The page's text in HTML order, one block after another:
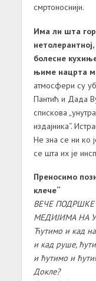
смртоноснији.
Има ли шта
болесне
њиме нацрта
атмосфери су
Пантић и Дада
спискова
издајника“.
Не зна се ни ко
се шта их је
Преносимо
клече“
ВЕЧЕ
МЕДИЈИМА НА
Ћутимо и кaд
и кaд руше,
и ћутимо и
Докле?